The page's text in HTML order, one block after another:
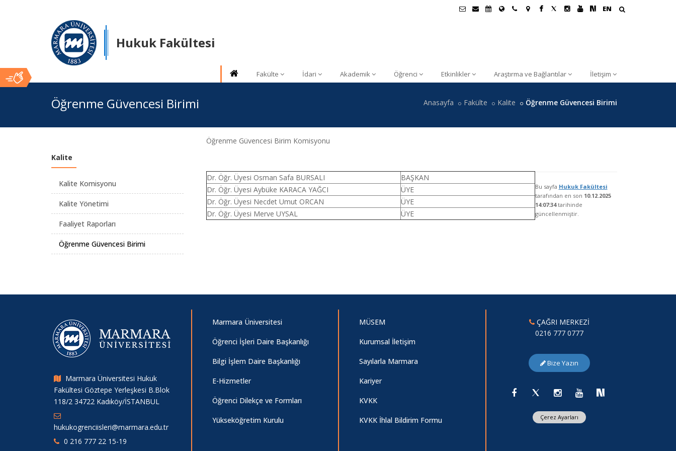
EN
Hukuk Fakültesi
Fakülte İdari Akademik Öğrenci Etkinlikler Araştırma ve Bağlantılar İletişim
İçerik
Öğrenme Güvencesi Birimi Anasayfa Fakülte Kalite Öğrenme Güvencesi Birimi
Öğrenme Güvencesi Birim Komisyonu
Dr. Öğr. Üyesi Osman Safa BURSALI
BAŞKAN
Dr. Öğr. Üyesi Aybüke KARACA YAĞCI
ÜYE
Dr. Öğr. Üyesi Necdet Umut ORCAN
ÜYE
Dr. Öğr. Üyesi Merve UYSAL
ÜYE
Bu sayfa Hukuk Fakültesi
tarafından en son 10.12.2025
14:07:34tarihinde
güncellenmiştir.
Kalite
Kalite Komisyonu
Kalite Yönetimi
Faaliyet Raporları
Öğrenme Güvencesi Birimi
Marmara Üniversitesi Hukuk
Fakültesi Göztepe Yerleşkesi B.Blok
118/2 34722 Kadıköy/İSTANBUL
hukukogrenciisleri@marmara.edu.tr
0 216 777 22 15-19
Marmara Üniversitesi
Öğrenci İşleri Daire Başkanlığı
Bilgi İşlem Daire Başkanlığı
E-Hizmetler
Öğrenci Dilekçe ve Formları
Yükseköğretim Kurulu
MÜSEM
Kurumsal İletişim
Sayılarla Marmara
Kariyer
KVKK
KVKK İhlal Bildirim Formu
ÇAĞRI MERKEZİ
0216 777 0777
Bize Yazın
Çerez Ayarları